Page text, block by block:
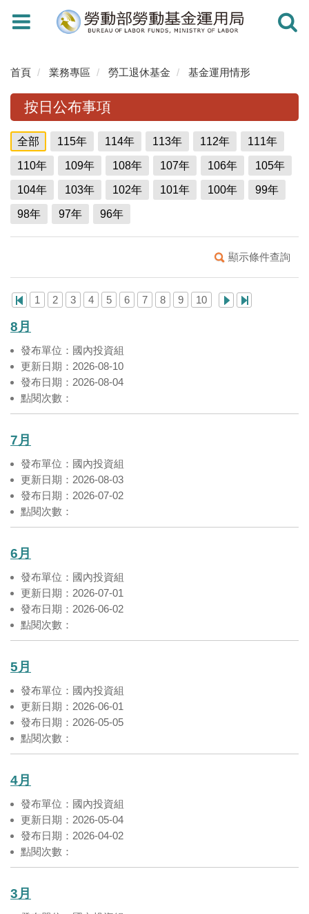
Toggle
navigation
Toggle
首頁 業務專區 勞工退休基金 基金運用情形
按日公布事項
全部 115年 114年 113年 112年 111年
110年 109年 108年 107年 106年 105年
104年 103年 102年 101年 100年 99年
98年 97年 96年
顯示條件查詢
1 2 3 4 5 6 7 8 9 10
8月
發布單位：國內投資組
更新日期：2026-08-10
發布日期：2026-08-04
點閱次數：
7月
發布單位：國內投資組
更新日期：2026-08-03
發布日期：2026-07-02
點閱次數：
6月
發布單位：國內投資組
更新日期：2026-07-01
發布日期：2026-06-02
點閱次數：
5月
發布單位：國內投資組
更新日期：2026-06-01
發布日期：2026-05-05
點閱次數：
4月
發布單位：國內投資組
更新日期：2026-05-04
發布日期：2026-04-02
點閱次數：
3月